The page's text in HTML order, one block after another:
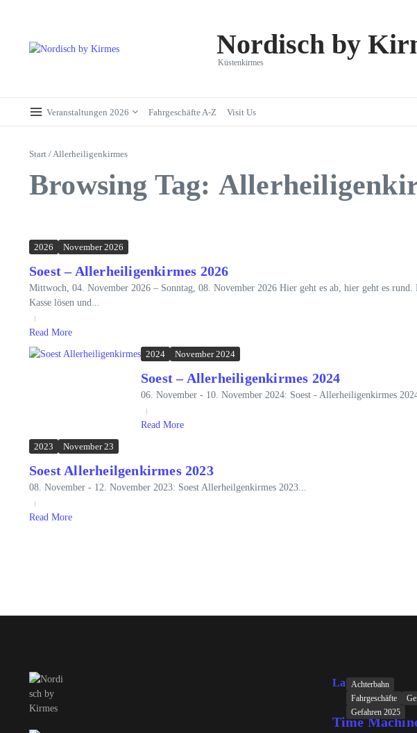
Nordisch by
Küstenkirmes
Veranstaltungen 2026 Fahrgeschäfte A-Z Visit Us
Start /Allerheiligenkirmes
Browsing Tag:
2026 November 2026
Soest – Allerheiligenkirmes 2026
Mittwoch, 04. November 2026 – Sonntag, 08. November 2026 Hier geht es ab, hier geht es
Kasse lösen und...
Read More
2024 November 2024
Soest – Allerheiligenkirmes 2024
06. November - 10. November 2024: Soest - Allerheiligenkirmes
Read More
2023 November 23
Soest Allerheilgenkirmes 2023
08. November - 12. November 2023: Soest Allerheilgenkirmes 2023...
Read More
Latest Posts
Achterbahn
Fahrgeschäfte
Gefahren 2025
Time